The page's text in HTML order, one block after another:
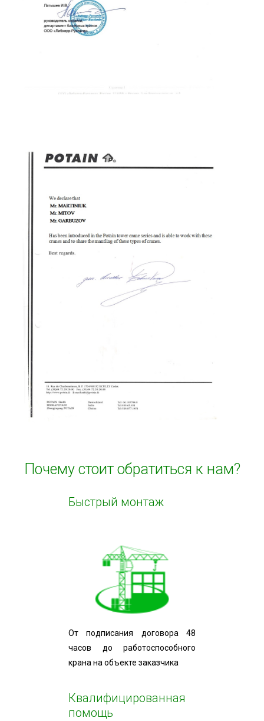
Почему стоит обратиться к нам?
Быстрый монтаж
От подписания договора 48
часов до работоспособного
крана на объекте заказчика
Квалифицированная
помощь